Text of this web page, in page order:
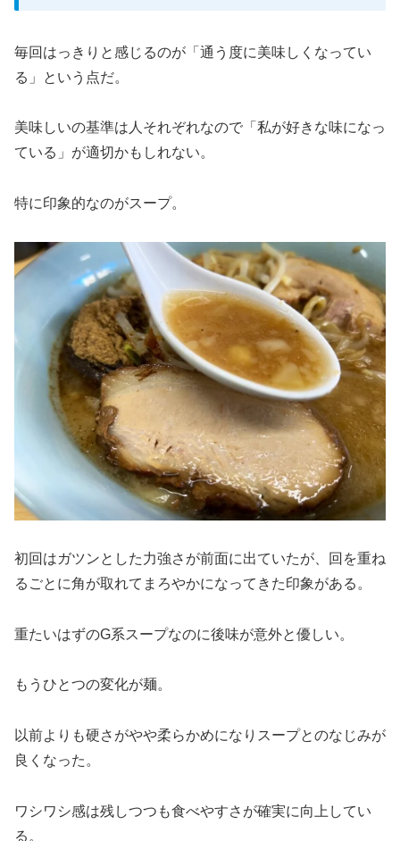
毎回はっきりと感じるのが「通う度に美味しくなってい
る」という点だ。
美味しいの基準は人それぞれなので「私が好きな味になっ
ている」が適切かもしれない。
特に印象的なのがスープ。
初回はガツンとした力強さが前面に出ていたが、回を重ね
るごとに角が取れてまろやかになってきた印象がある。
重たいはずのG系スープなのに後味が意外と優しい。
もうひとつの変化が麺。
以前よりも硬さがやや柔らかめになりスープとのなじみが
良くなった。
ワシワシ感は残しつつも食べやすさが確実に向上してい
る。